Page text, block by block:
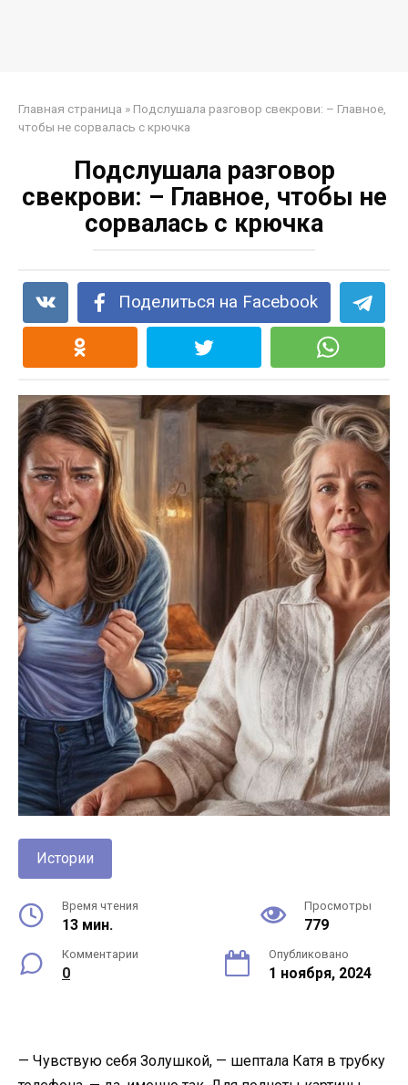
Главная страница » Подслушала разговор свекрови: – Главное,
чтобы не сорвалась с крючка
Подслушала разговор
свекрови: – Главное, чтобы не
сорвалась с крючка
Поделиться на Facebook
Истории
Время чтения
13 мин.
Просмотры
779
Комментарии
0
Опубликовано
1 ноября, 2024
— Чувствую себя Золушкой, — шептала Катя в трубку